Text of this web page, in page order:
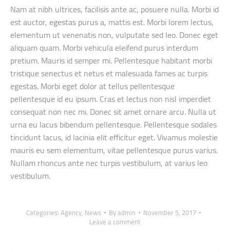
Nam at nibh ultrices, facilisis ante ac, posuere nulla. Morbi id
est auctor, egestas purus a, mattis est. Morbi lorem lectus,
elementum ut venenatis non, vulputate sed leo. Donec eget
aliquam quam. Morbi vehicula eleifend purus interdum
pretium. Mauris id semper mi. Pellentesque habitant morbi
tristique senectus et netus et malesuada fames ac turpis
egestas. Morbi eget dolor at tellus pellentesque
pellentesque id eu ipsum. Cras et lectus non nisl imperdiet
consequat non nec mi. Donec sit amet ornare arcu. Nulla ut
urna eu lacus bibendum pellentesque. Pellentesque sodales
tincidunt lacus, id lacinia elit efficitur eget. Vivamus molestie
mauris eu sem elementum, vitae pellentesque purus varius.
Nullam rhoncus ante nec turpis vestibulum, at varius leo
vestibulum.
Categories:Agency, News Byadmin November 5, 2017
Leave a comment